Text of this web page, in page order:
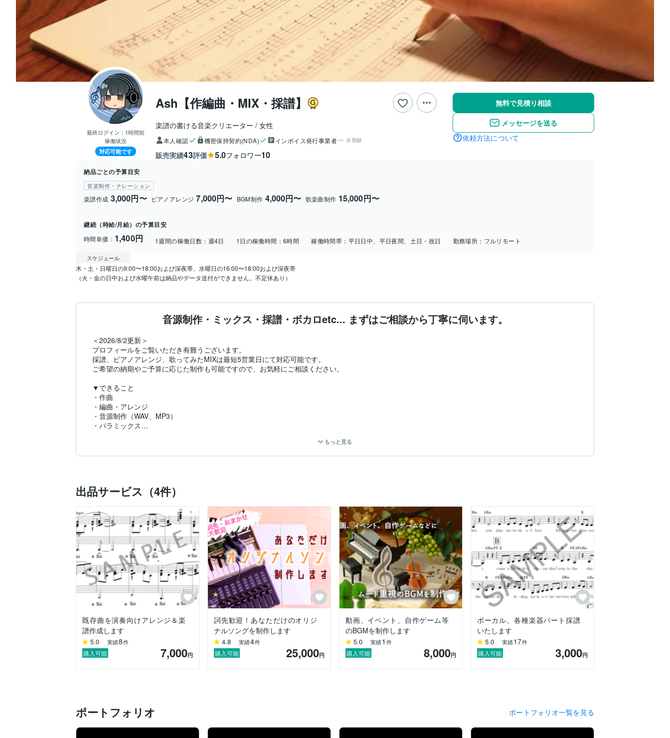
最終ログイン： 1時間前
稼働状況
対応可能です
Ash【作編曲・MIX・採譜】
楽譜の書ける音楽クリエーター 女性
本人確認 機密保持契約(NDA) インボイス発行事業者 未登録
販売実績43評価 5.0フォロワー10
無料で見積り相談
メッセージを送る
依頼方法について
納品ごとの予算目安
音楽制作・ナレーション
楽譜作成 3,000円〜 ピアノアレンジ 7,000円〜 BGM制作 4,000円〜 歌楽曲制作 15,000円〜
継続（時給/月給）の予算目安
時間単価： 1,400円 1週間の稼働日数： 週4日 1日の稼働時間： 6時間 稼働時間帯： 平日日中、平日夜間、土日・祝日 勤務場所： フルリモート
スケジュール
木・土・日曜日の9:00〜18:00および深夜帯、水曜日の16:00〜18:00および深夜帯
（火・金の日中および水曜午前は納品やデータ送付ができません。不定休あり）
音源制作・ミックス・採譜・ボカロetc... まずはご相談から丁寧に伺います。
＜2026/8/2更新＞
プロフィールをご覧いただき有難うございます。
採譜、ピアノアレンジ、歌ってみたMIXは最短5営業日にて対応可能です。
ご希望の納期やご予算に応じた制作も可能ですので、お気軽にご相談ください。
▼できること
・作曲
・編曲・アレンジ
・音源制作（WAV、MP3）
・パラミックス
・耳コピ楽譜作成（五線譜・コード譜）
・各種楽器の演奏録音（ピアノ演奏のみキーボードからのライン出力にて可能）
・ボーカルの録音（簡易的な女声仮歌のみ可能）
・タブ譜ほか和楽器の楽譜など特殊な楽譜の読み書き
・生成AIを使用した楽曲の制作およびそれに関わるもの
・既存曲の利用許諾申請の代行
・既存曲の音源を直接使用するなど原盤権に関わるもの
▼得意な楽器・音楽ジャンル
・ピアノ
・ストリングス
・オーケストラ
・バラード
・爽やか系Pops、ハウス
・和風
・合唱
▼使用可能ソフト・機器等
・Logic Pro X
・MuseScore 4
・Integra 7
・Melodyne 5
もっと見る
出品サービス（4件）
既存曲を演奏向けアレンジ＆楽
譜作成します
5.0 実績8件
購入可能 7,000円
詞先歓迎！あなただけのオリジ
ナルソングを制作します
4.8 実績4件
購入可能 25,000円
動画、イベント、自作ゲーム等
のBGMを制作します
5.0 実績1 件
購入可能 8,000円
ボーカル、各種楽器パート採譜
いたします
5.0 実績17件
購入可能 3,000円
ポートフォリオ ポートフォリオ一覧を見る